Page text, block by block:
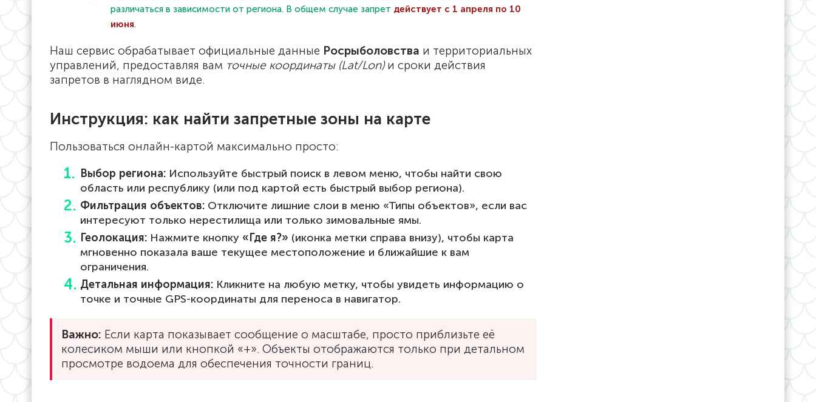
различаться в зависимости от региона. В общем случае запрет действует с 1 апреля по 10
июня.
Наш сервис обрабатывает официальные данные Росрыболовства и территориальных
управлений, предоставляя вам точные координаты (Lat/Lon)и сроки действия
запретов в наглядном виде.
Инструкция: как найти запретные зоны на карте
Пользоваться онлайн-картой максимально просто:
Выбор региона: Используйте быстрый поиск в левом меню, чтобы найти свою
область или республику (или под картой есть быстрый выбор региона).
Фильтрация объектов: Отключите лишние слои в меню «Типы объектов», если вас
интересуют только нерестилища или только зимовальные ямы.
Геолокация: Нажмите кнопку «Где я?» (иконка метки справа внизу), чтобы карта
мгновенно показала ваше текущее местоположение и ближайшие к вам
ограничения.
Детальная информация: Кликните на любую метку, чтобы увидеть информацию о
точке и точные GPS-координаты для переноса в навигатор.
Важно: Если карта показывает сообщение о масштабе, просто приблизьте её
колесиком мыши или кнопкой «+». Объекты отображаются только при детальном
просмотре водоема для обеспечения точности границ.